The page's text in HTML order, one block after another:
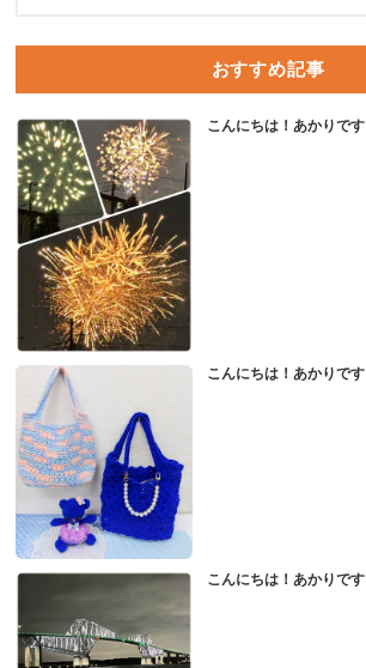
おすすめ記事
こんにちは！あかりです
こんにちは！あかりです
こんにちは！あかりです